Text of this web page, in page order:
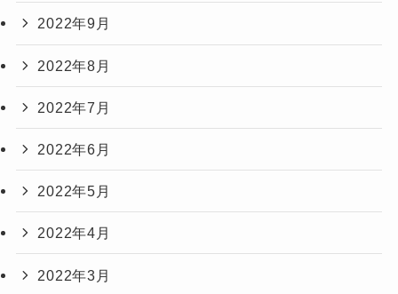
2022年9月
2022年8月
2022年7月
2022年6月
2022年5月
2022年4月
2022年3月